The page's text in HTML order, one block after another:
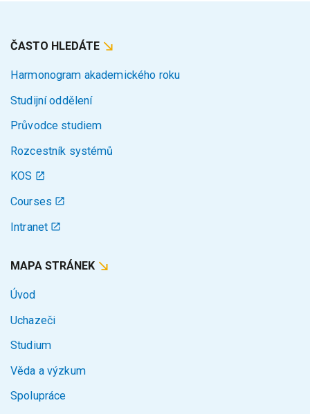
ČASTO HLEDÁTE
Harmonogram akademického roku
Studijní oddělení
Průvodce studiem
Rozcestník systémů
KOS
Courses
Intranet
MAPA STRÁNEK
Úvod
Uchazeči
Studium
Věda a výzkum
Spolupráce